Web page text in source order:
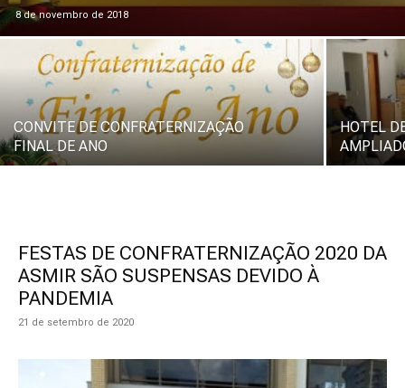
8 de novembro de 2018
CONVITE DE CONFRATERNIZAÇÃO
FINAL DE ANO
HOTEL
FESTAS DE CONFRATERNIZAÇÃO 2020 DA
ASMIR SÃO SUSPENSAS DEVIDO À
PANDEMIA
21 de setembro de 2020